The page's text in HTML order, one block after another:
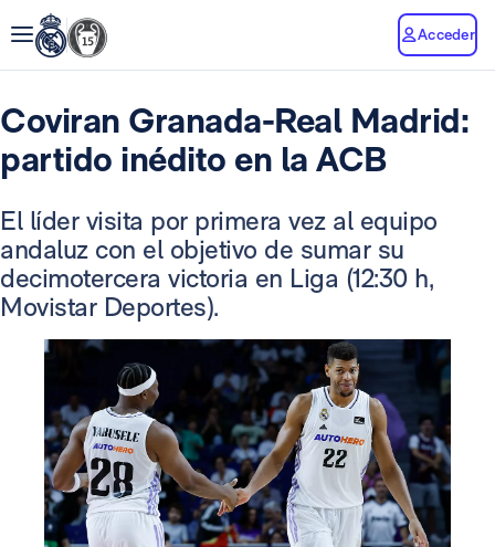
Acceder
Coviran Granada-Real Madrid:
partido inédito en la ACB
El líder visita por primera vez al equipo
andaluz con el objetivo de sumar su
decimotercera victoria en Liga (12:30 h,
Movistar Deportes).